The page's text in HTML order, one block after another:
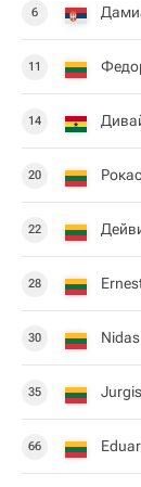
6
11
14
20
22
28
30
35
66